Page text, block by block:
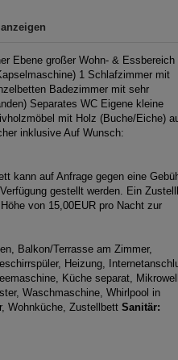
Ebene großer Wohn- & Essbereich
1 Schlafzimmer mit
Badezimmer mit sehr
Separates WC Eigene kleine
mit Holz (Buche/Eiche)
inklusive Auf Wunsch:
kann auf Anfrage gegen eine
gestellt werden. Ein
von 15,00EUR pro Nacht zur
Balkon/Terrasse am Zimmer,
Heizung,
Küche separat,
Waschmaschine, Whirlpool in
Wohnküche, ZustellbettSanitär: